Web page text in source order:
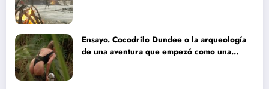
Ensayo. Cocodrilo Dundee o la arqueología
de una aventura que empezó como una